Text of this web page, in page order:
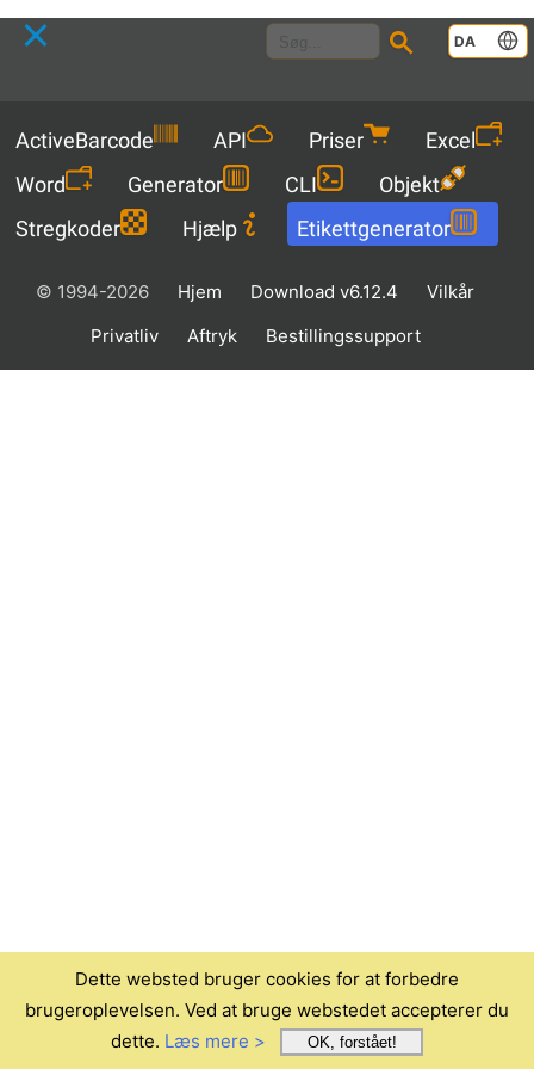
DA
ActiveBarcode API Priser
Excel
Word
Generator CLI
Objekt
Stregkoder
Hjælp Etikettgenerator
© 1994-2026 Hjem Download v6.12.4
Vilkår
Privatliv
Aftryk Bestillingssupport
Dette websted bruger cookies for at forbedre
brugeroplevelsen. Ved at bruge webstedet accepterer du
dette. Læs mere > OK, forstået!